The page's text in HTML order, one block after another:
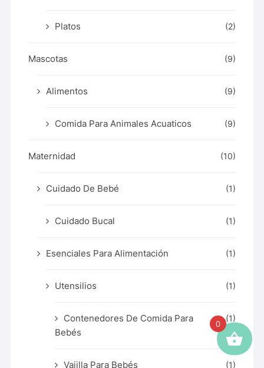
Platos (2)
Mascotas (9)
Alimentos (9)
Comida Para Animales Acuaticos (9)
Maternidad (10)
Cuidado De Bebé (1)
Cuidado Bucal (1)
Esenciales Para Alimentación (1)
Utensilios (1)
Contenedores De Comida Para
Bebés
(1)
Vajilla Para Bebés (1)
0